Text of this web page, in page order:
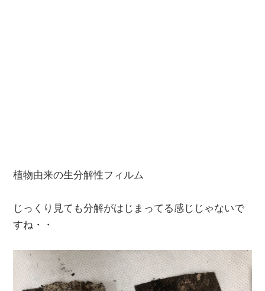
植物由来の生分解性フィルム
じっくり見ても分解がはじまってる感じじゃないで
すね・・